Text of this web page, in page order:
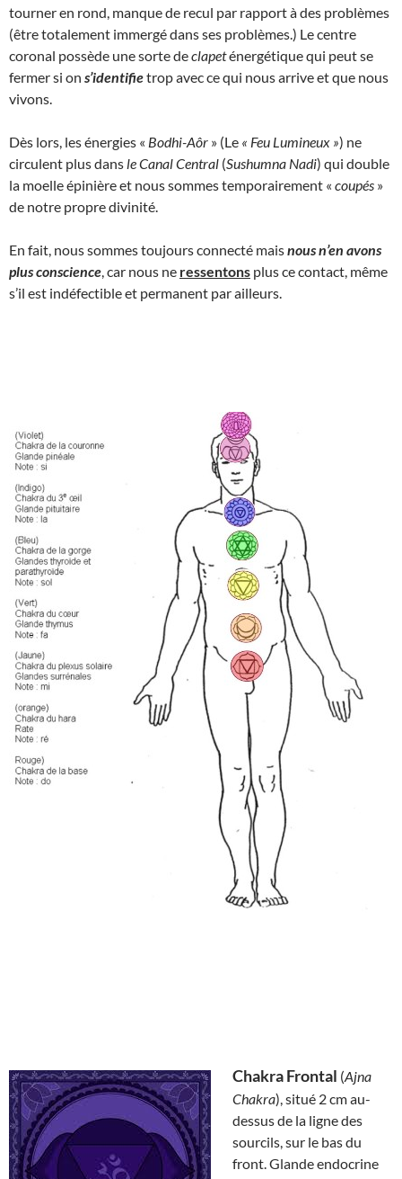
tourner en rond, manque de recul par rapport à des problèmes
(être totalement immergé dans ses problèmes.) Le centre
coronal possède une sorte declapeténergétique qui peut se
fermer si on s’identifietrop avec ce qui nous arrive et que nous
vivons.
Dès lors, les énergies « Bodhi-Aôr » (Le « Feu Lumineux ») ne
circulent plus dans le Canal Central (Sushumna Nadi) qui double
la moelle épinière et nous sommes temporairement « coupés »
de notre propre divinité.
En fait, nous sommes toujours connecté maisnous n’en avons
plus conscience , car nous ne ressentons plus ce contact, même
s’il est indéfectible et permanent par ailleurs.
Chakra Frontal (Ajna
Chakra), situé 2 cm au-
dessus de la ligne des
sourcils, sur le bas du
front. Glande endocrine